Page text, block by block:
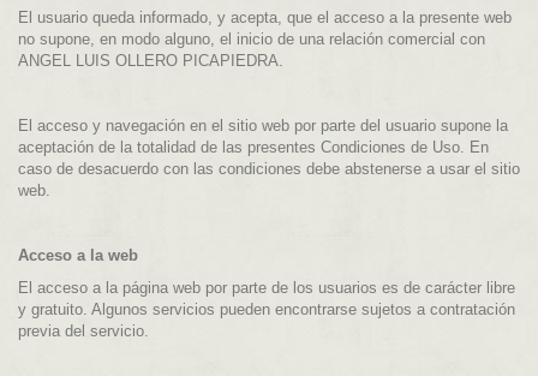
El usuario queda informado, y acepta, que el acceso a la presente web
no supone, en modo alguno, el inicio de una relación comercial con
ANGEL LUIS OLLERO PICAPIEDRA.
El acceso y navegación en el sitio web por parte del usuario supone la
aceptación de la totalidad de las presentes Condiciones de Uso. En
caso de desacuerdo con las condiciones debe abstenerse a usar el sitio
web.
Acceso a la web
El acceso a la página web por parte de los usuarios es de carácter libre
y gratuito. Algunos servicios pueden encontrarse sujetos a contratación
previa del servicio.